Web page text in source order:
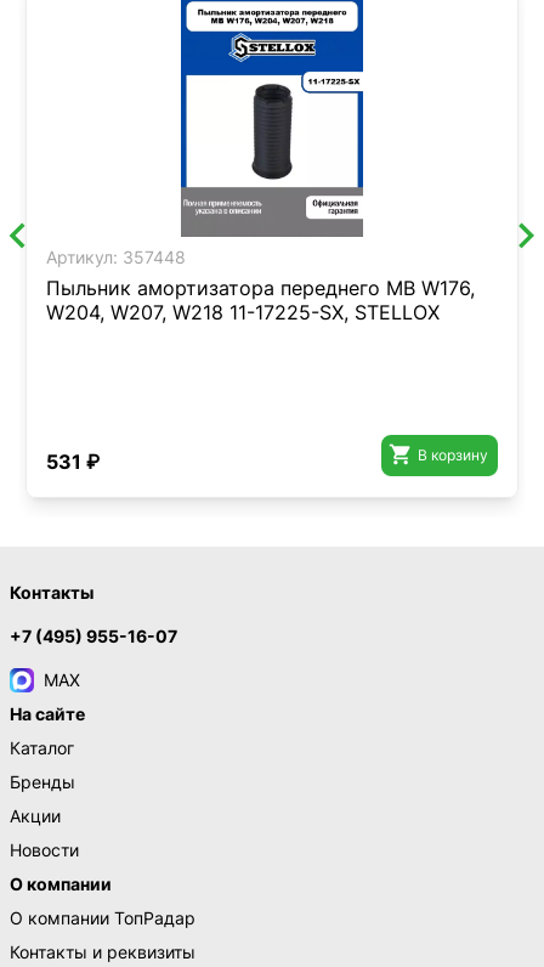
Артикул: 357448
Пыльник амортизатора переднего MB W176,
W204, W207, W218 11-17225-SX, STELLOX
531 ₽  В корзину
Контакты
+7 (495) 955-16-07
MAX
На сайте
Каталог
Бренды
Акции
Новости
О компании
О компании ТопРадар
Контакты и реквизиты